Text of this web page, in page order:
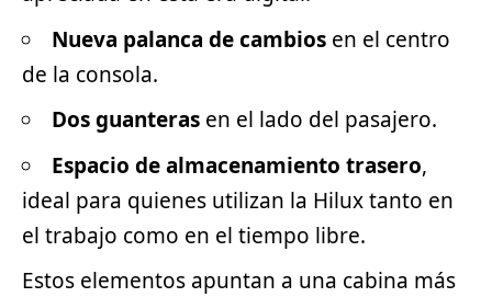
Nueva palanca de cambios en el centro
de la consola.
Dos guanteras en el lado del pasajero.
Espacio de almacenamiento trasero,
ideal para quienes utilizan la Hilux tanto en
el trabajo como en el tiempo libre.
Estos elementos apuntan a una cabina más